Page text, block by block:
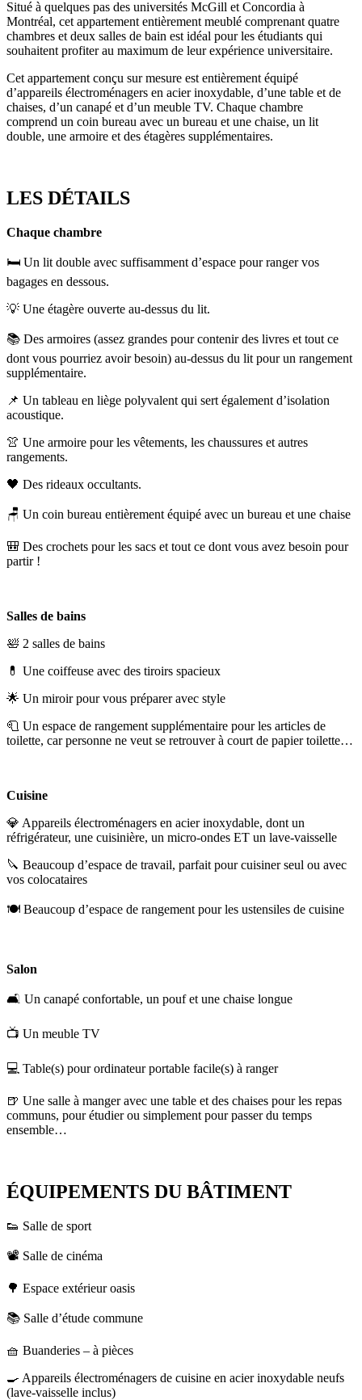
Situé à quelques pas des universités McGill et Concordia à
Montréal, cet appartement entièrement meublé comprenant quatre
chambres et deux salles de bain est idéal pour les étudiants qui
souhaitent profiter au maximum de leur expérience universitaire.
Cet appartement conçu sur mesure est entièrement équipé
d’appareils électroménagers en acier inoxydable, d’une table et de
chaises, d’un canapé et d’un meuble TV. Chaque chambre
comprend un coin bureau avec un bureau et une chaise, un lit
double, une armoire et des étagères supplémentaires.
LES DÉTAILS
Chaque chambre
🛏️ Un lit double avec suffisamment d’espace pour ranger vos
bagages en dessous.
💡 Une étagère ouverte au-dessus du lit.
📚 Des armoires (assez grandes pour contenir des livres et tout ce
dont vous pourriez avoir besoin) au-dessus du lit pour un rangement
supplémentaire.
📌 Un tableau en liège polyvalent qui sert également d’isolation
acoustique.
👚 Une armoire pour les vêtements, les chaussures et autres
rangements.
🖤 Des rideaux occultants.
🪑 Un coin bureau entièrement équipé avec un bureau et une chaise
🎒 Des crochets pour les sacs et tout ce dont vous avez besoin pour
partir !
Salles de bains
🛀 2 salles de bains
💊 Une coiffeuse avec des tiroirs spacieux
🌟 Un miroir pour vous préparer avec style
🧻 Un espace de rangement supplémentaire pour les articles de
toilette, car personne ne veut se retrouver à court de papier toilette…
Cuisine
💎 Appareils électroménagers en acier inoxydable, dont un
réfrigérateur, une cuisinière, un micro-ondes ET un lave-vaisselle
🔪 Beaucoup d’espace de travail, parfait pour cuisiner seul ou avec
vos colocataires
🍽️ Beaucoup d’espace de rangement pour les ustensiles de cuisine
Salon
🛋️ Un canapé confortable, un pouf et une chaise longue
📺 Un meuble TV
💻 Table(s) pour ordinateur portable facile(s) à ranger
🍺 Une salle à manger avec une table et des chaises pour les repas
communs, pour étudier ou simplement pour passer du temps
ensemble…
ÉQUIPEMENTS DU BÂTIMENT
👟 Salle de sport
📽️ Salle de cinéma
🌳 Espace extérieur oasis
📚 Salle d’étude commune
🧺 Buanderies – à pièces
🍳 Appareils électroménagers de cuisine en acier inoxydable neufs
(lave-vaisselle inclus)